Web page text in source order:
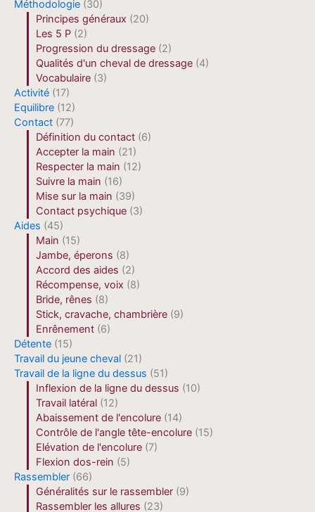
Méthodologie (30)
Principes généraux (20)
Les 5 P (2)
Progression du dressage (2)
Qualités d'un cheval de dressage (4)
Vocabulaire (3)
Activité (17)
Equilibre (12)
Contact (77)
Définition du contact (6)
Accepter la main (21)
Respecter la main (12)
Suivre la main (16)
Mise sur la main (39)
Contact psychique (3)
Aides (45)
Main (15)
Jambe, éperons (8)
Accord des aides (2)
Récompense, voix (8)
Bride, rênes (8)
Stick, cravache, chambrière (9)
Enrênement (6)
Détente (15)
Travail du jeune cheval (21)
Travail de la ligne du dessus (51)
Inflexion de la ligne du dessus (10)
Travail latéral (12)
Abaissement de l'encolure (14)
Contrôle de l'angle tête-encolure (15)
Elévation de l'encolure (7)
Flexion dos-rein (5)
Rassembler (66)
Généralités sur le rassembler (9)
Rassembler les allures (23)